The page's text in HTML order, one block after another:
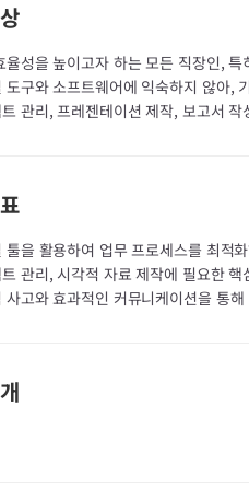
율성을 높이고자 하는 모든 직장인,
도구와 소프트웨어에 익숙하지 않아,
관리, 프레젠테이션 제작, 보고서
툴을 활용하여 업무 프로세스를 최적
관리, 시각적 자료 제작에 필요한
사고와 효과적인 커뮤니케이션을 통